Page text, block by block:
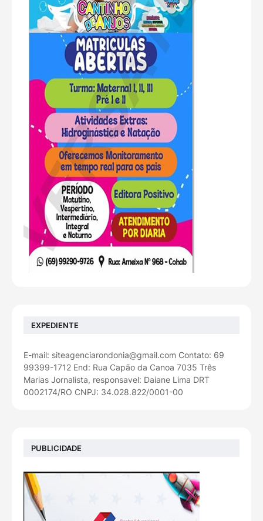
EXPEDIENTE
E-mail: siteagenciarondonia@gmail.com Contato: 69
99399-1712 End: Rua Capão da Canoa 7035 Três
Marias Jornalista, responsavel: Daiane Lima DRT
0002174/RO CNPJ: 34.028.822/0001-00
PUBLICIDADE